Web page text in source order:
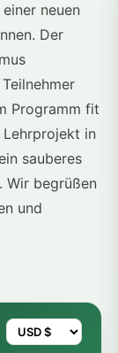
neuen
Der
Programm fit
in
sauberes
Wir begrüßen
und